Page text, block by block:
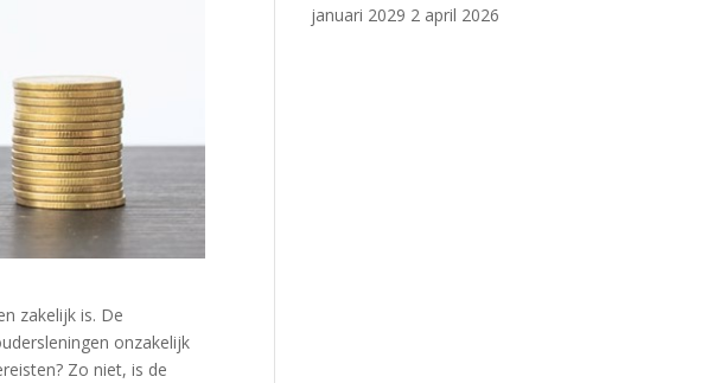
zakelijk is. De
onzakelijk
Zo niet, is de
januari 2029 2 april 2026